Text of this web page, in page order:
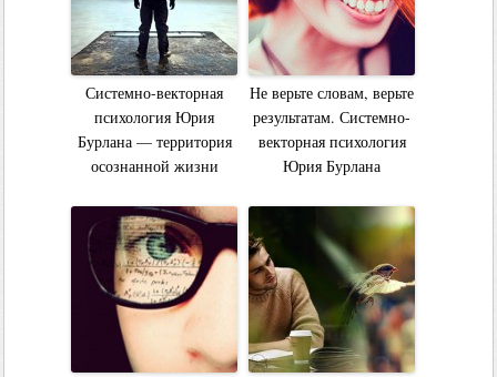
Системно-векторная
психология Юрия
Бурлана — территория
осознанной жизни
Не верьте словам, верьте
результатам. Системно-
векторная психология
Юрия Бурлана